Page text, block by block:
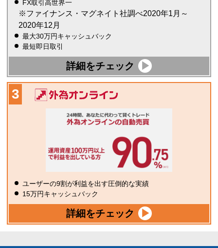
FX取引高世界一
※ファイナンス・マグネイト社調べ2020年1月～
2020年12月
最大30万円キャッシュバック
最短即日取引
詳細をチェック
ユーザーの9割が利益を出す圧倒的な実績
15万円キャッシュバック
詳細をチェック